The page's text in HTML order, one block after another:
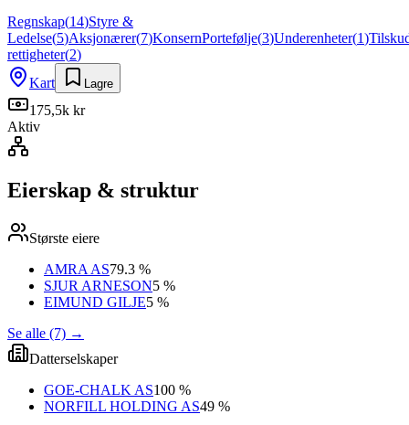
Regnskap(14)Styre &
Ledelse(5)Aksjonærer(7)KonsernPortefølje(3)Underenheter(1)
rettigheter(2)
Kart
Lagre
175,5k kr
Aktiv
Eierskap & struktur
Største eiere
AMRA AS79.3 %
SJUR ARNESON5 %
EIMUND GILJE5 %
Se alle (7) →
Datterselskaper
GOE-CHALK AS100 %
NORFILL HOLDING AS49 %